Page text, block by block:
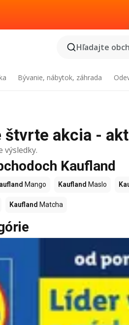
Hľadajte
Bývanie, nábytok, záhrada
štvrte akcia -
výsledky.
Kaufland
Mango Kaufland Maslo
Kaufland Matcha